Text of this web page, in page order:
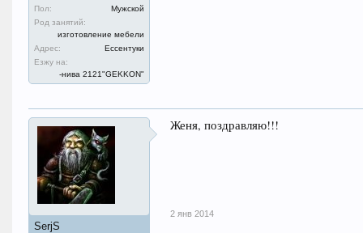
Пол:
Мужской
Род занятий:
изготовление мебели
Адрес:
Ессентуки
Езжу на:
-нива 2121"GEKKON"
SerjS
Женя, поздравляю!!!
2 янв 2014